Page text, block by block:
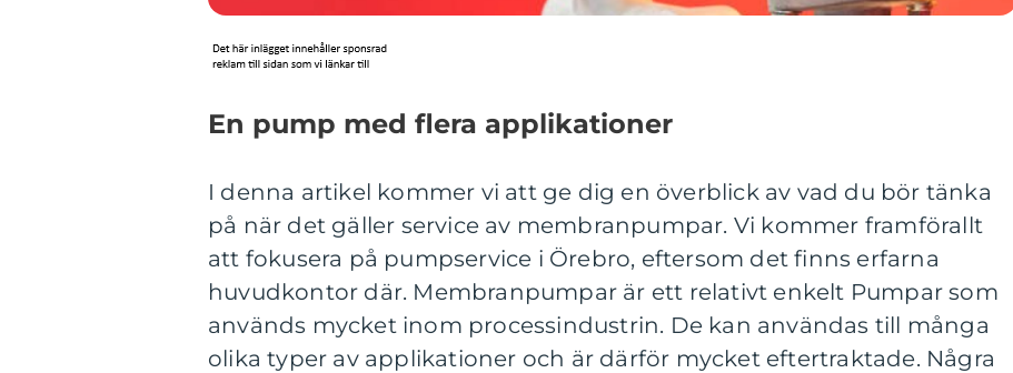
En pump med flera applikationer
I denna artikel kommer vi att ge dig en överblick av vad du bör tänka
på när det gäller service av membranpumpar. Vi kommer framförallt
att fokusera på pumpservice i Örebro, eftersom det finns erfarna
huvudkontor där. Membranpumpar är ett relativt enkelt Pumpar som
används mycket inom processindustrin. De kan användas till många
olika typer av applikationer och är därför mycket eftertraktade. Några